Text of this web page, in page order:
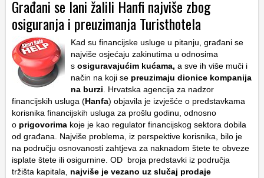
Građani se lani žalili Hanfi najviše zbog
osiguranja i preuzimanja Turisthotela
Kad su financijske usluge u pitanju, građani se
najviše osjećaju zakinutima u odnosima
s osiguravajućim kućama, a sve ih više muči i
način na koji se preuzimaju dionice kompanija
na burzi. Hrvatska agencija za nadzor
financijskih usluga (Hanfa) objavila je izvješće o predstavkama
korisnika financijskih usluga za prošlu godinu, odnosno
o prigovorima koje je kao regulator financijskog sektora dobila
od građana. Najviše problema, iz perspektive korisnika, bilo je
na području osnovanosti zahtjeva za naknadom štete te obveze
isplate štete ili osigurnine. OD broja predstavki iz područja
tržišta kapitala, najviše je vezano uz slučaj prodaje